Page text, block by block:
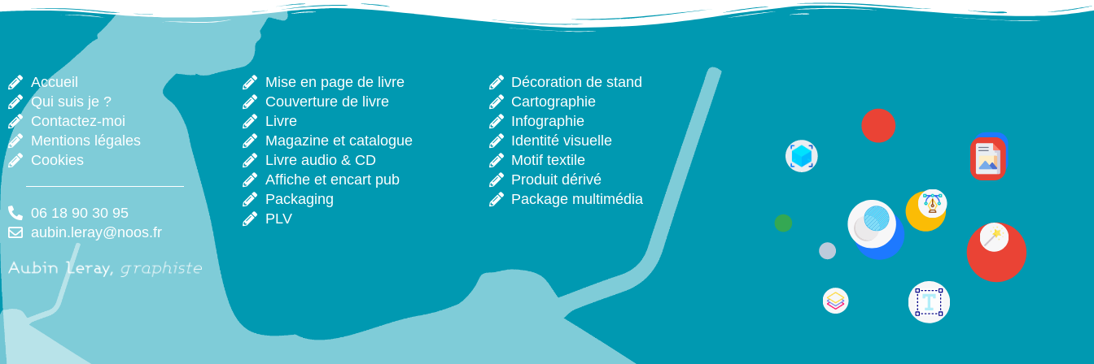
Accueil
Qui suis je ?
Contactez-moi
Mentions légales
Cookies
06 18 90 30 95
aubin.leray@noos.fr
Mise en page de livre
Couverture de livre
Livre
Magazine et catalogue
Livre audio & CD
Affiche et encart pub
Packaging
PLV
Décoration de stand
Cartographie
Infographie
Identité visuelle
Motif textile
Produit dérivé
Package multimédia